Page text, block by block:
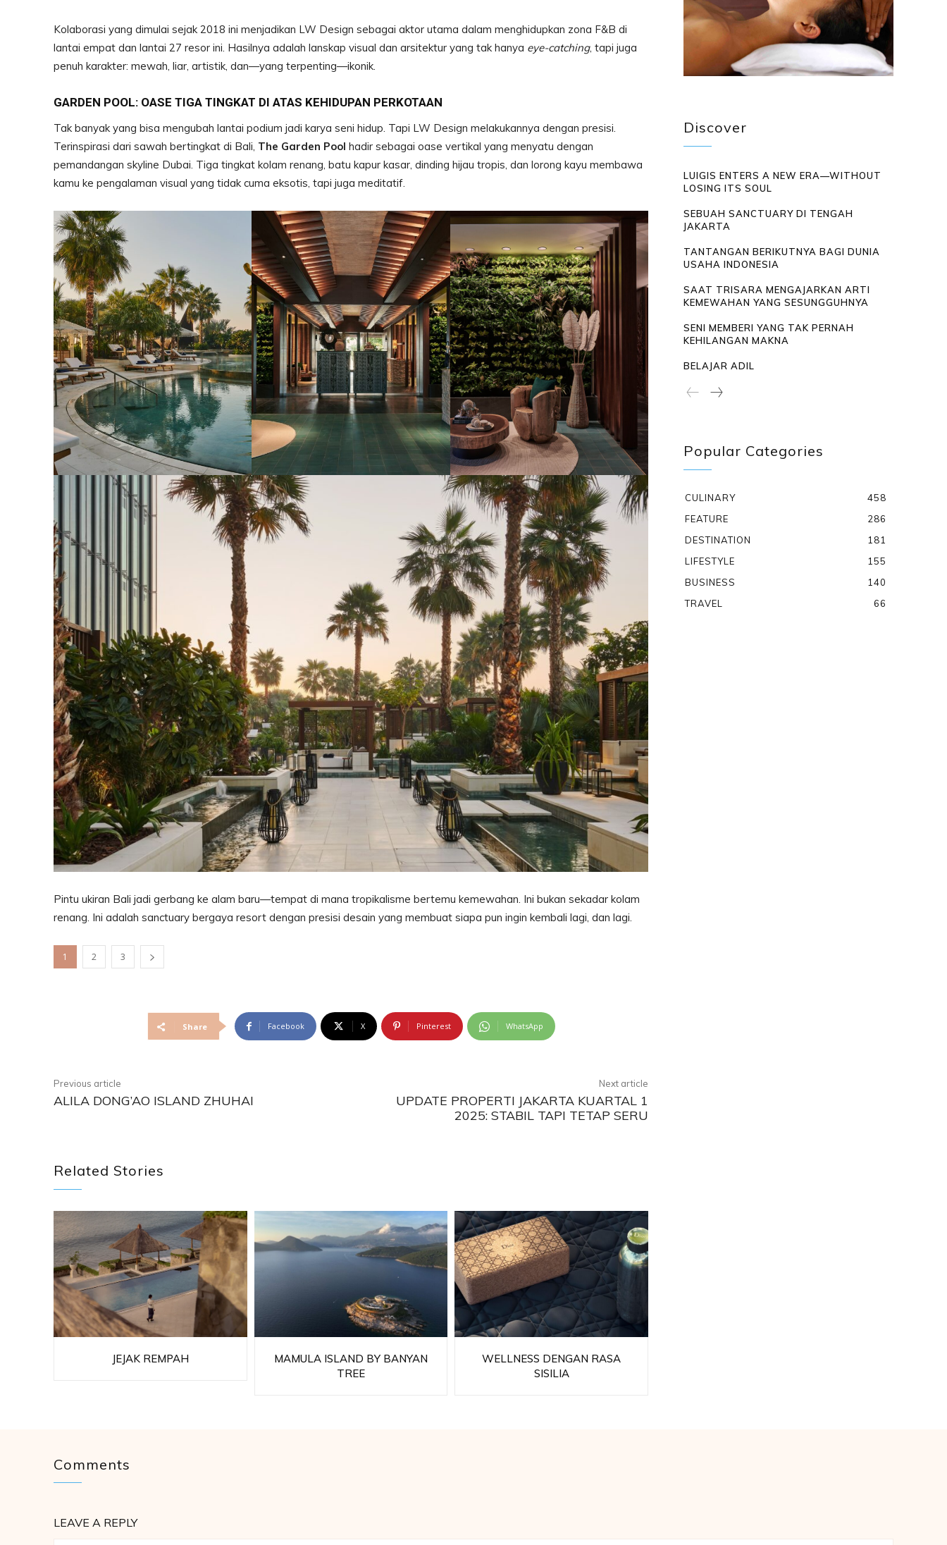
Kolaborasi yang dimulai sejak 2018 ini menjadikan LW Design sebagai aktor utama dalam menghidupkan zona F&B di
lantai empat dan lantai 27 resor ini. Hasilnya adalah lanskap visual dan arsitektur yang tak hanya eye-catching, tapi juga
penuh karakter: mewah, liar, artistik, dan—yang terpenting—ikonik.
GARDEN POOL: OASE TIGA TINGKAT DI ATAS KEHIDUPAN PERKOTAAN
Tak banyak yang bisa mengubah lantai podium jadi karya seni hidup. Tapi LW Design melakukannya dengan presisi.
Terinspirasi dari sawah bertingkat di Bali, The Garden Pool hadir sebagai oase vertikal yang menyatu dengan
pemandangan skyline Dubai. Tiga tingkat kolam renang, batu kapur kasar, dinding hijau tropis, dan lorong kayu membawa
kamu ke pengalaman visual yang tidak cuma eksotis, tapi juga meditatif.
Pintu ukiran Bali jadi gerbang ke alam baru—tempat di mana tropikalisme bertemu kemewahan. Ini bukan sekadar kolam
renang. Ini adalah sanctuary bergaya resort dengan presisi desain yang membuat siapa pun ingin kembali lagi, dan lagi.
1 2 3
Share Facebook X Pinterest WhatsApp
Previous article
ALILA DONG’AO ISLAND ZHUHAI
Next article
UPDATE PROPERTI JAKARTA KUARTAL 1
2025: STABIL TAPI TETAP SERU
Related Stories
JEJAK REMPAH
MAMULA ISLAND BY BANYAN
TREE
WELLNESS DENGAN RASA
SISILIA
Discover
LUIGIS ENTERS A NEW ERA—WITHOUT
LOSING ITS SOUL
SEBUAH SANCTUARY DI TENGAH
JAKARTA
TANTANGAN BERIKUTNYA BAGI DUNIA
USAHA INDONESIA
SAAT TRISARA MENGAJARKAN ARTI
KEMEWAHAN YANG SESUNGGUHNYA
SENI MEMBERI YANG TAK PERNAH
KEHILANGAN MAKNA
BELAJAR ADIL
Popular Categories
CULINARY
458
FEATURE
286
DESTINATION
181
LIFESTYLE
155
BUSINESS
140
TRAVEL
66
Comments
LEAVE A REPLY